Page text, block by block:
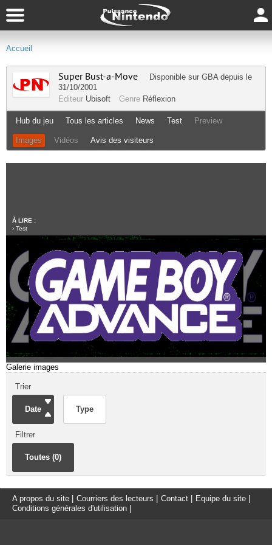
Accueil
Super Bust-a-Move Disponible sur GBAdepuis le
31/10/2001
Editeur Ubisoft Genre Réflexion
Hub du jeu Tous les articles News Test Preview
Images Vidéos Avis des visiteurs
À LIRE :
› Test
Galerie images
Trier
Date Type
Filtrer
Toutes (0)
A propos du site Courriers des lecteurs Contact Equipe du site
Conditions générales d'utilisation